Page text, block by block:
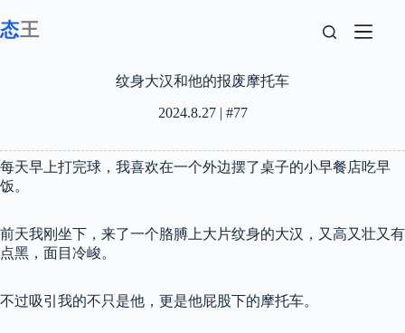
至
纹身大汉和他的报废摩托车
2024.8.27 | #77
每天早上打完球，我喜欢在一个外边摆了桌子的小早餐店吃早
饭。
前天我刚坐下，来了一个胳膊上大片纹身的大汉，又高又壮又有
点黑，面目冷峻。
不过吸引我的不只是他，更是他屁股下的摩托车。